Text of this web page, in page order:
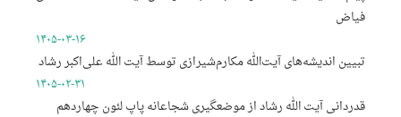
فیاض
۱۴۰۵-۰۳-۱۶
تبیین اندیشه‌های آیت‌الله مکارم‌شیرازی توسط آیت الله علی‌اکبر رشاد
۱۴۰۵-۰۲-۳۱
قدردانی آیت الله رشاد از موضعگیری شجاعانه پاپ لئون چهاردهم